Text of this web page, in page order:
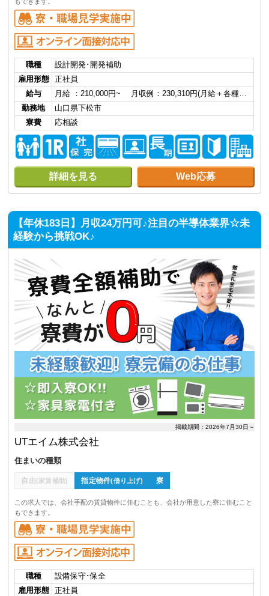
職種
設計開発･開発補助
雇用形態
正社員
給与
月給 ：210,000円~ 月収例：230,310円(月給＋各種…
勤務地
山口県下松市
寮費
応相談
詳細を見る Web応募
【年休183日】月収24万円可♪注目の半導体業界☆未
経験から挑戦OK♪
掲載期間：2026年7月30日～
UTエイム株式会社
住まいの種類
自由(家賃補助) 指定物件(借り上げ) 寮
この求人では、会社手配の賃貸物件に住むことも、会社が用意した寮に住むこと
もできます。
職種
設備保守･保全
雇用形態
正社員